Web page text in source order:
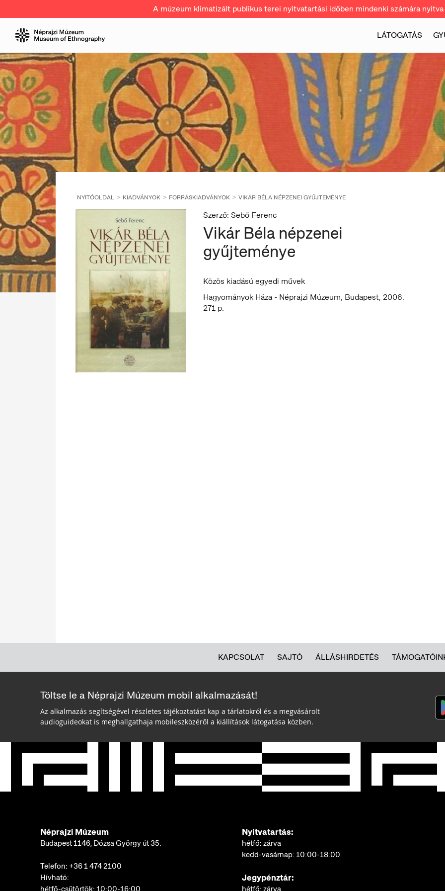
A múzeum klimatizált publikus terei nyitvatartási időben mindenki számára nyitva
LÁTOGATÁS
NYITÓOLDAL KIADVÁNYOK FORRÁSKIADVÁNYOK VIKÁR BÉLA NÉPZENEI GYŰJTEMÉNYE
Szerző: Sebő Ferenc
Vikár Béla népzenei
gyűjteménye
Közös kiadású egyedi művek
Hagyományok Háza - Néprajzi Múzeum, Budapest, 2006.
271 p.
KAPCSOLAT SAJTÓ ÁLLÁSHIRDETÉS
Töltse le a Néprajzi Múzeum mobil alkalmazását!
Az alkalmazás segítségével részletes tájékoztatást kap a tárlatokról és a megvásárolt
audioguideokat is meghallgathaja mobileszközéről a kiállítások látogatása közben.
Néprajzi Múzeum
Budapest 1146, Dózsa György út 35.
Telefon: +36 1 474 2100
Hívható:
Nyitvatartás:
hétfő: zárva
kedd-vasárnap: 10:00-18:00
Jegypénztár: